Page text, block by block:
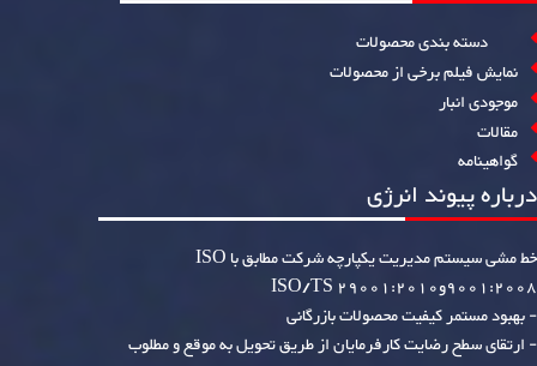
دسته بندی محصولات
نمایش فیلم برخی از محصولات
موجودی انبار
مقالات
گواهینامه
درباره پیوند انرژی
خط مشی سیستم مدیریت یکپارچه شرکت مطابق با ISO
9001:2008وISO/TS 29001:2010
- بهبود مستمر کیفیت محصولات بازرگانی
- ارتقای سطح رضایت کارفرمایان از طریق تحویل به موقع و مطلوب